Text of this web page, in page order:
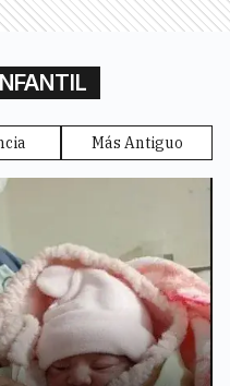
Más Antiguo